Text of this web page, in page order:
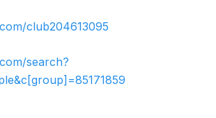
club204613095
search?